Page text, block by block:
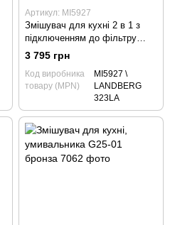
Артикул: MI5927
Змішувач для кухні 2 в 1 з
підключенням до фільтру
PREMIUM BAROLO 021
чорний з гнучким виливом
3 795 грн
Код виробника
товару (MPN)
MI5927 \
LANDBERG
323LA